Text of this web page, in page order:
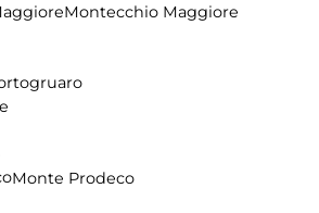
Montecchio Maggiore
Monte Prodeco